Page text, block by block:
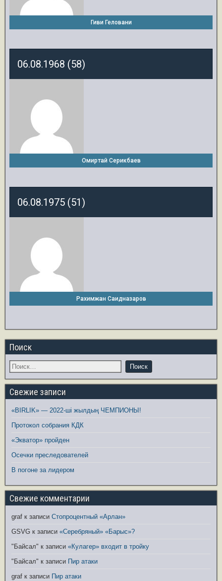
Гиви Геловани
06.08.1968 (58)
Омиртай Серикбаев
06.08.1975 (51)
Рахимжан Саидназаров
Поиск
Свежие записи
«BIRLIK» — 2022-ші жылдың ЧЕМПИОНЫ!
Протокол собрания КДК
«Экватор» пройден
Осечки преследователей
В погоне за лидером
Свежие комментарии
graf к записи Стопроцентный «Арлан»
GSVG к записи «Серебряный» «Барыс»?
"Байсал" к записи «Кулагер» входит в тройку
"Байсал" к записи Пир атаки
graf к записи Пир атаки